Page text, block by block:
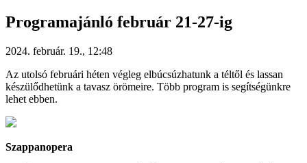
Programajánló február 21-27-ig
2024. február. 19., 12:48
Az utolsó februári héten végleg elbúcsúzhatunk a téltől és lassan
készülődhetünk a tavasz örömeire. Több program is segítségünkre
lehet ebben.
Szappanopera